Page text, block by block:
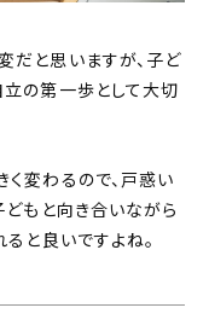
と思いますが、子ど
の第一歩として大切
変わるので、戸惑い
どもと向き合いながら
と良いですよね。